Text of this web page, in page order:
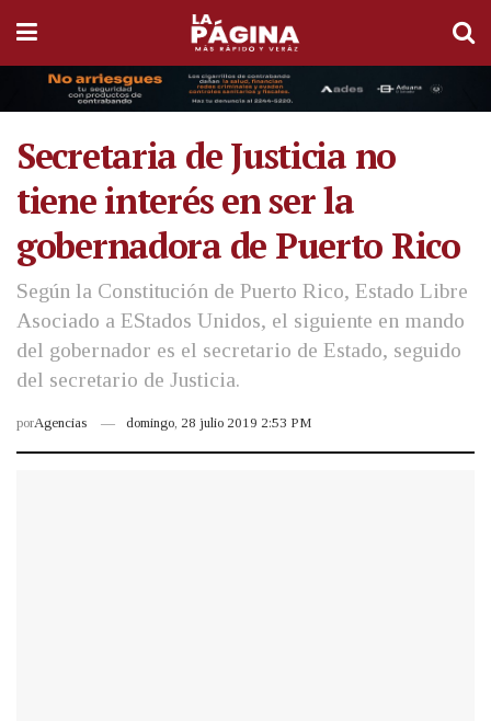
Secretaria de Justicia no
tiene interés en ser la
gobernadora de Puerto Rico
Según la Constitución de Puerto Rico, Estado Libre
Asociado a EStados Unidos, el siguiente en mando
del gobernador es el secretario de Estado, seguido
del secretario de Justicia.
porAgencias domingo, 28 julio 2019 2:53 PM